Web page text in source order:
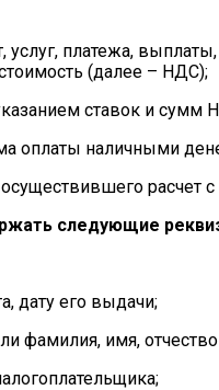
услуг, платежа,
(далее – НДС);
ставок и сумм
оплаты наличными
следующие
дату его выдачи;
фамилия, имя,